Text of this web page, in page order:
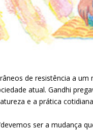
de resistência a
atual. Gandhi
e a prática
ser a mudança